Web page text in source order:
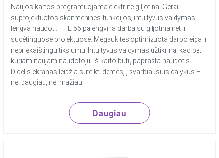
Naujos kartos programuojama elektrinė giljotina. Gerai
suprojektuotos skaitmeninės funkcijos, intuityvus valdymas,
lengva naudoti. THE 56 palengvina darbą su giljotina net ir
sudėtinguose projektuose. Mėgaukitės optimizuota darbo eiga ir
nepriekaištingu tikslumu. Intuityvus valdymas užtikrina, kad bet
kuriam naujam naudotojui iš karto būtų paprasta naudotis.
Didelis ekranas leidžia sutelkti dėmesį į svarbiausius dalykus –
nei daugiau, nei mažiau.
Daugiau